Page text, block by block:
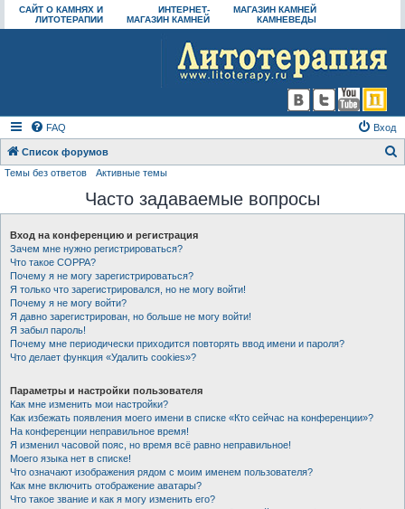
САЙТ О КАМНЯХ И
ЛИТОТЕРАПИИ
ИНТЕРНЕТ-
МАГАЗИН КАМНЕЙ
МАГАЗИН КАМНЕЙ
КАМНЕВЕДЫ
FAQ Вход
Список форумов
с
Темы без ответов Активные темы
Часто задаваемые вопросы
Вход на конференцию и регистрация
Зачем мне нужно регистрироваться?
Что такое COPPA?
Почему я не могу зарегистрироваться?
Я только что зарегистрировался, но не могу войти!
Почему я не могу войти?
Я давно зарегистрирован, но больше не могу войти!
Я забыл пароль!
Почему мне периодически приходится повторять ввод имени и пароля?
Что делает функция «Удалить cookies»?
Параметры и настройки пользователя
Как мне изменить мои настройки?
Как избежать появления моего имени в списке «Кто сейчас на конференции»?
На конференции неправильное время!
Я изменил часовой пояс, но время всё равно неправильное!
Моего языка нет в списке!
Что означают изображения рядом с моим именем пользователя?
Как мне включить отображение аватары?
Что такое звание и как я могу изменить его?